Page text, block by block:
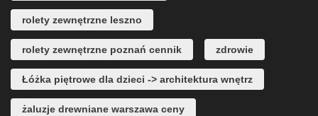
rolety zewnętrzne leszno
rolety zewnętrzne poznań cennik zdrowie
Łóżka piętrowe dla dzieci -> architektura wnętrz
żaluzje drewniane warszawa ceny